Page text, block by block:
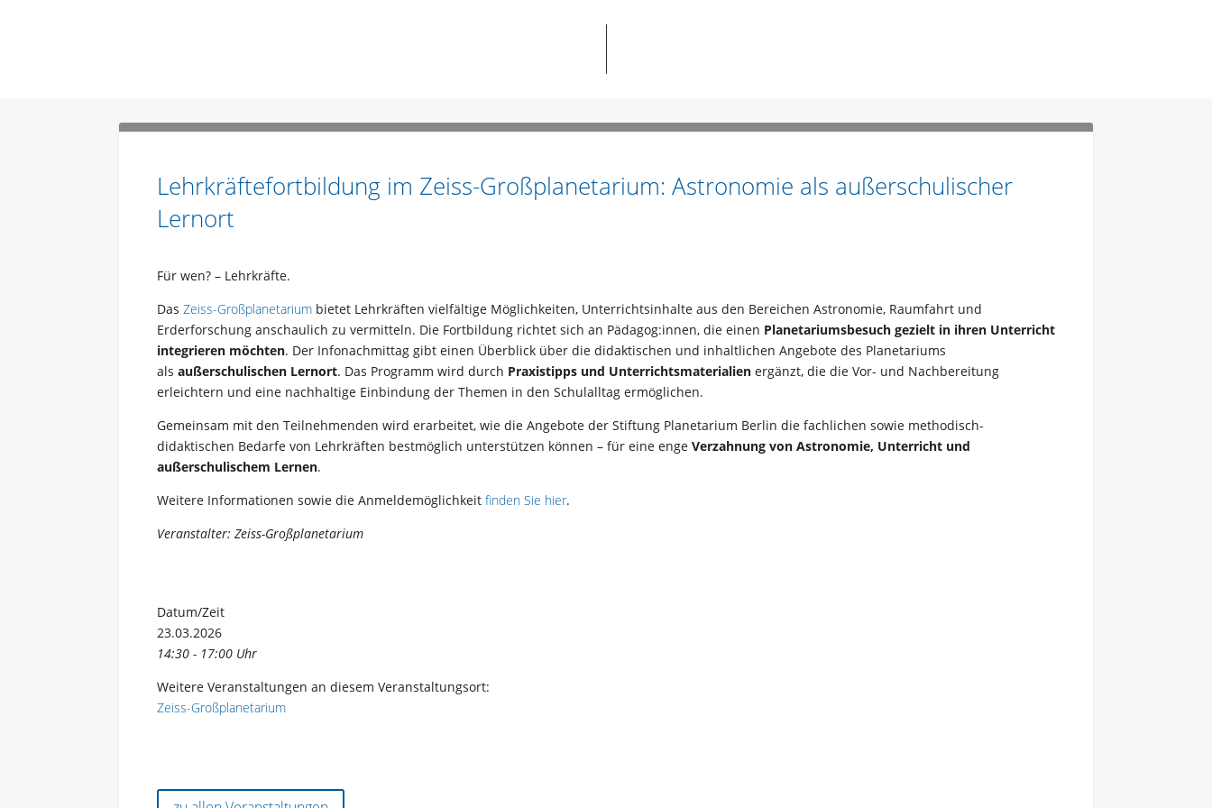
Lehrkräftefortbildung im Zeiss-Großplanetarium: Astronomie als außerschulischer
Lernort
Für wen? – Lehrkräfte.
Das Zeiss-Großplanetarium bietet Lehrkräften vielfältige Möglichkeiten, Unterrichtsinhalte aus den Bereichen Astronomie, Raumfahrt und
Erderforschung anschaulich zu vermitteln. Die Fortbildung richtet sich an Pädagog:innen, die einen Planetariumsbesuch gezielt in ihren Unterricht
integrieren möchten. Der Infonachmittag gibt einen Überblick über die didaktischen und inhaltlichen Angebote des Planetariums
als außerschulischen Lernort. Das Programm wird durch Praxistipps und Unterrichtsmaterialien ergänzt, die die Vor- und Nachbereitung
erleichtern und eine nachhaltige Einbindung der Themen in den Schulalltag ermöglichen.
Gemeinsam mit den Teilnehmenden wird erarbeitet, wie die Angebote der Stiftung Planetarium Berlin die fachlichen sowie methodisch-
didaktischen Bedarfe von Lehrkräften bestmöglich unterstützen können – für eine enge Verzahnung von Astronomie, Unterricht und
außerschulischem Lernen.
Weitere Informationen sowie die Anmeldemöglichkeit finden Sie hier.
Veranstalter: Zeiss-Großplanetarium
Datum/Zeit
23.03.2026
14:30 - 17:00 Uhr
Weitere Veranstaltungen an diesem Veranstaltungsort:
Zeiss-Großplanetarium